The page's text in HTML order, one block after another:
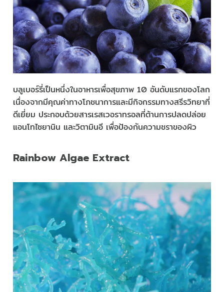
บลูเบอร์รี่เป็นหนึ่งในอาหารเพื่อสุขภาพ 10 อันดับแรกของโลก
เนื่องจากมีคุณค่าทางโภชนาการและมีกิจกรรมทางสรีรวิทยาที่
ดีเยี่ยม ประกอบด้วยสารเรสเวอราทรอลที่ต้านการปลดปล่อย
แอนโทไซยานิน และวิตามินอี เพื่อป้องกันความชราของผิว
Rainbow Algae Extract